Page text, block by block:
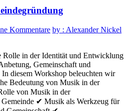
Kommentare by : Alexander Nickel
Rolle in der Identität und Entwicklung
Gemeinschaft und
diesem Workshop beleuchten wir
Bedeutung von Musik in der
von Musik in der
✔ Musik als Werkzeug für